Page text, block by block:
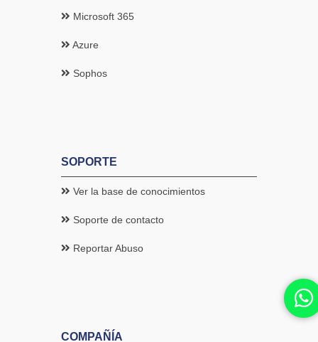
Microsoft 365
Azure
Sophos
SOPORTE
Ver la base de conocimientos
Soporte de contacto
Reportar Abuso
COMPAÑÍA